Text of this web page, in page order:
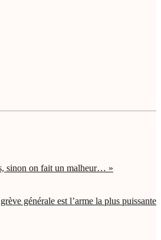
sinon on fait un malheur… »
générale est l’arme la plus puissante